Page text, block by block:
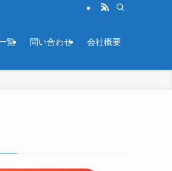
覧 問い合わせ 会社概要